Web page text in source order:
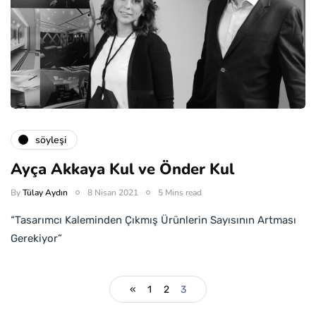
söyleşi
Ayça Akkaya Kul ve Önder Kul
ByTülay Aydın 8 Nisan 2021 5 Mins read
“Tasarımcı Kaleminden Çıkmış Ürünlerin Sayısının Artması
Gerekiyor”
« 1 2 3